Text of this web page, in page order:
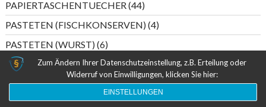
PAPIERTASCHENTUECHER 4444
Produkte
PASTETEN (FISCHKONSERVEN) 44
Produkte
PASTETEN (WURST) 66
Produkte
PERLWEIN DEUTSCHLAND 55
Produkte
PERLWEIN ITALIEN/SPANIEN 2020
Produkte
PESTO 5555
Zum Ändern Ihrer Datenschutzeinstellung, z.B. Erteilung oder
Widerruf von Einwilligungen, klicken Sie hier:
EINSTELLUNGEN